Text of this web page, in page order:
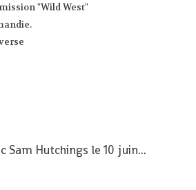
"Wild West"
Sam Hutchings le 10 juin...